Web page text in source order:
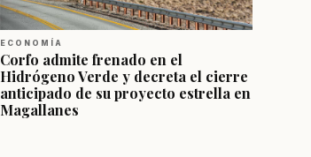
ECONOMÍA
Corfo admite frenado en el
Hidrógeno Verde y decreta el cierre
anticipado de su proyecto estrella en
Magallanes